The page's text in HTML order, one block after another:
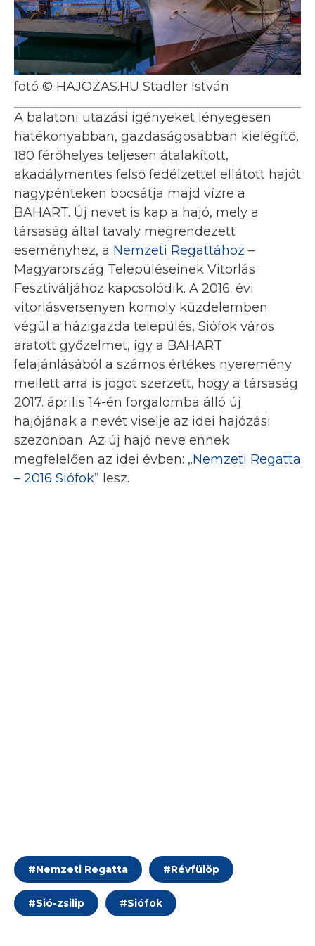
fotó © HAJOZAS.HU Stadler István
A balatoni utazási igényeket lényegesen
hatékonyabban, gazdaságosabban kielégítő,
180 férőhelyes teljesen átalakított,
akadálymentes felső fedélzettel ellátott hajót
nagypénteken bocsátja majd vízre a
BAHART. Új nevet is kap a hajó, mely a
társaság által tavaly megrendezett
eseményhez, a Nemzeti Regattához –
Magyarország Településeinek Vitorlás
Fesztiváljához kapcsolódik. A 2016. évi
vitorlásversenyen komoly küzdelemben
végül a házigazda település, Siófok város
aratott győzelmet, így a BAHART
felajánlásából a számos értékes nyeremény
mellett arra is jogot szerzett, hogy a társaság
2017. április 14-én forgalomba álló új
hajójának a nevét viselje az idei hajózási
szezonban. Az új hajó neve ennek
megfelelően az idei évben: „Nemzeti Regatta
– 2016 Siófok” lesz.
#Nemzeti Regatta #Révfülöp
#Sió-zsilip #Siófok